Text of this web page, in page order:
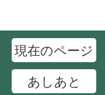
現在のページ
あしあと